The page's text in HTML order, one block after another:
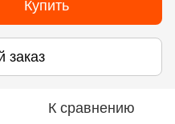
Купить
заказ
К сравнению